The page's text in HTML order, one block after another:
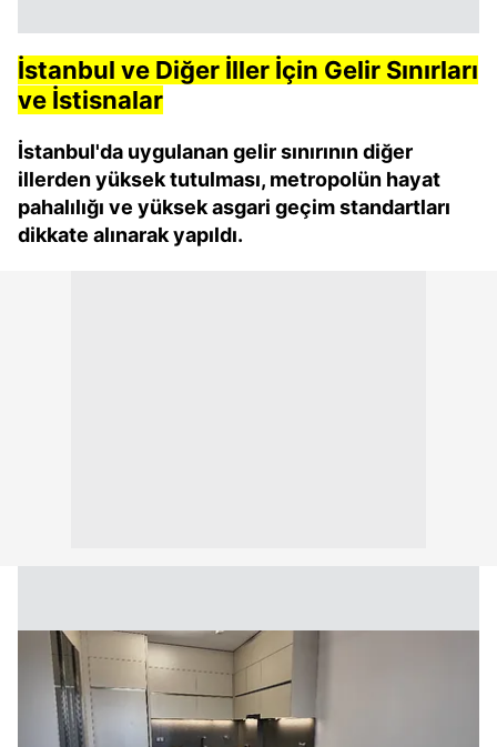
İstanbul ve Diğer İller İçin Gelir Sınırları
ve İstisnalar
İstanbul'da uygulanan gelir sınırının diğer
illerden yüksek tutulması, metropolün hayat
pahalılığı ve yüksek asgari geçim standartları
dikkate alınarak yapıldı.